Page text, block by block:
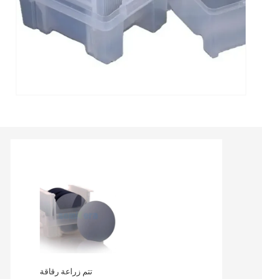
تتم زراعة رقاقة